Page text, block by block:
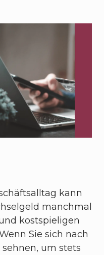
kann
manchmal
kostspieligen
Sie sich nach
um stets